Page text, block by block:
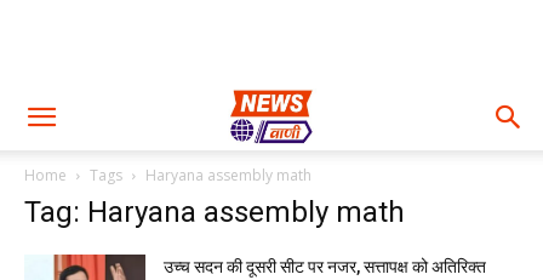
Home Tags Haryana assembly math
Tag: Haryana assembly math
उच्च सदन की दूसरी सीट पर नजर, सत्तापक्ष को अतिरिक्त